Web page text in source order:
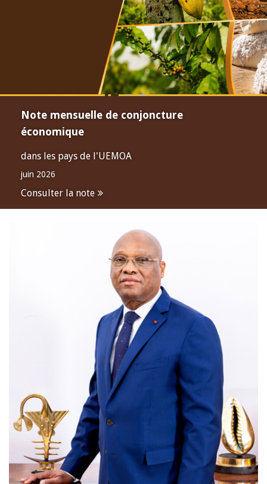
Note mensuelle de conjoncture
économique
dans les pays de l'UEMOA
juin 2026
Consulter la note